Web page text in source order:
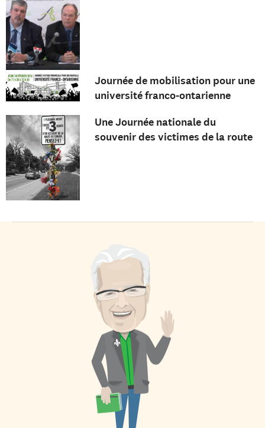
Journée de mobilisation pour une
université franco-ontarienne
Une Journée nationale du
souvenir des victimes de la route